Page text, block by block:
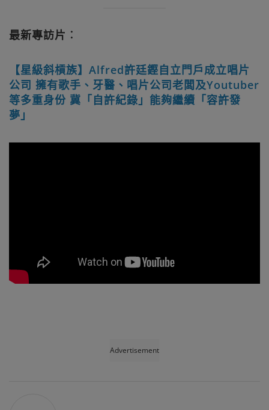
最新專訪片︰
【星級斜槓族】Alfred許廷鏗自立門戶成立唱片
公司 擁有歌手、牙醫、唱片公司老闆及Youtuber
等多重身份 冀「自許紀錄」能夠繼續「容許發
夢」
Advertisement